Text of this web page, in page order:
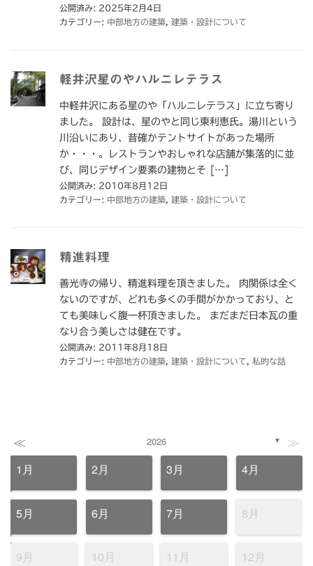
公開済み: 2025年2月4日
カテゴリー: 中部地方の建築 建築・設計について
軽井沢星のやハルニレテラス
中軽井沢にある星のや「ハルニレテラス」に立ち寄り
ました。 設計は、星のやと同じ東利恵氏。湯川という
川沿いにあり、昔確かテントサイトがあった場所
か・・・。レストランやおしゃれな店舗が集落的に並
び、同じデザイン要素の建物とそ […]
公開済み: 2010年8月12日
カテゴリー: 中部地方の建築 建築・設計について
精進料理
善光寺の帰り、精進料理を頂きました。 肉関係は全く
ないのですが、どれも多くの手間がかかっており、と
ても美味しく腹一杯頂きました。 まだまだ日本瓦の重
なり合う美しさは健在です。
公開済み: 2011年8月18日
カテゴリー: 中部地方の建築 建築・設計について 私的な話
≪ 2026 ▼ ≫
1月 2月 3月 4月
5月 6月 7月 8月
9月 10月 11月 12月